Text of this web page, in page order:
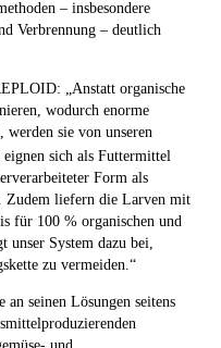
– insbesondere
Verbrennung – deutlich
„Anstatt organische
wodurch enorme
werden sie von unseren
sich als Futtermittel
Form als
Zudem liefern die Larven mit
für 100 % organischen und
unser System dazu bei,
zu vermeiden.“
seinen Lösungen seitens